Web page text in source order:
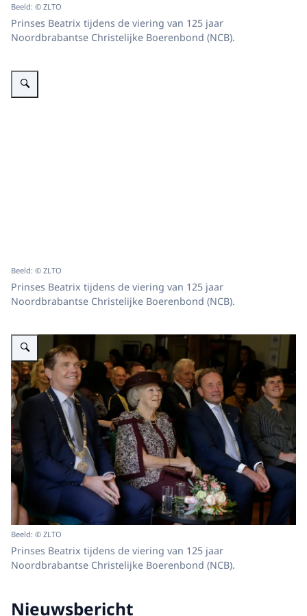
Beeld: © ZLTO
Prinses Beatrix tijdens de viering van 125 jaar
Noordbrabantse Christelijke Boerenbond (NCB).
Vergroot afbeelding Viering 125 jaar Noordbrabantse Christelijke
Beeld: © ZLTO
Prinses Beatrix tijdens de viering van 125 jaar
Noordbrabantse Christelijke Boerenbond (NCB).
Vergroot afbeelding Viering 125 jaar Noordbrabantse Christelijke
Beeld: © ZLTO
Prinses Beatrix tijdens de viering van 125 jaar
Noordbrabantse Christelijke Boerenbond (NCB).
Nieuwsbericht